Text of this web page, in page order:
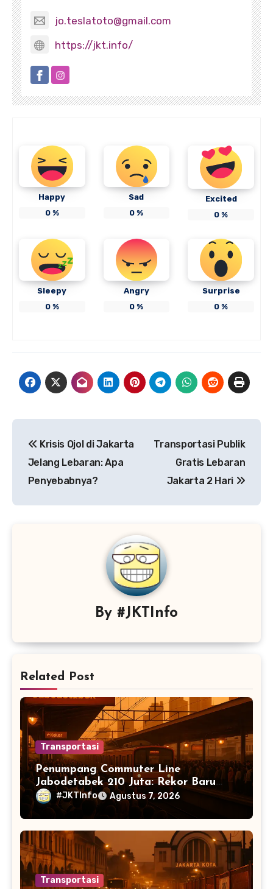
jo.teslatoto@gmail.com
https://jkt.info/
Happy
0%
Sad
0 %
Excited
0 %
Sleepy
0%
Angry
0 %
Surprise
0 %
pos
Krisis Ojol di Jakarta
Jelang Lebaran: Apa
Penyebabnya?
Transportasi Publik
Gratis Lebaran
Jakarta 2 Hari
By #JKTInfo
Related Post
Transportasi
Penumpang Commuter Line
Jabodetabek 210 Juta: Rekor Baru
Warga Jabodetabek
#JKTInfo Agustus 7, 2026
Transportasi